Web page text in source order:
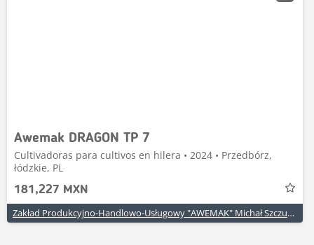
Awemak DRAGON TP 7
Cultivadoras para cultivos en hilera • 2024 • Przedbórz,
łódzkie, PL
181,227 MXN
Zakład Produkcyjno-Handlowo-Usługowy "AWEMAK" Michał Szczuraszek